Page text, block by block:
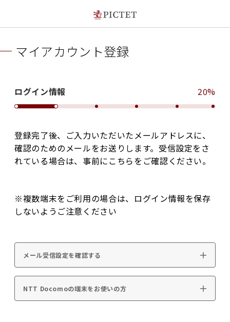
マイアカウント登録
ログイン情報 20%
登録完了後、ご入力いただいたメールアドレスに、
確認のためのメールをお送りします。受信設定をさ
れている場合は、事前にこちらをご確認ください。
※複数端末をご利用の場合は、ログイン情報を保存
しないようご注意ください
メール受信設定を確認する
NTT Docomoの端末をお使いの方